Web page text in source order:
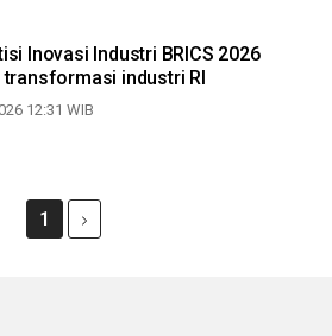
Inovasi Industri BRICS 2026
transformasi industri RI
12:31 WIB
1